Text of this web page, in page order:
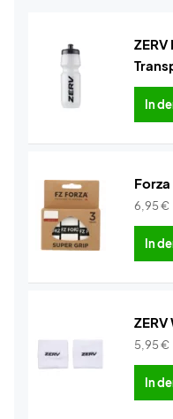
In
6,95€
In
5,95€
In